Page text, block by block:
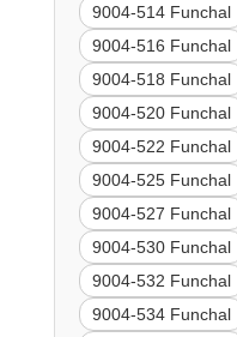
9004-514 Funchal
9004-516 Funchal
9004-518 Funchal
9004-520 Funchal
9004-522 Funchal
9004-525 Funchal
9004-527 Funchal
9004-530 Funchal
9004-532 Funchal
9004-534 Funchal